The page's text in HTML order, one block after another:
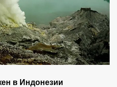
в Индонезии